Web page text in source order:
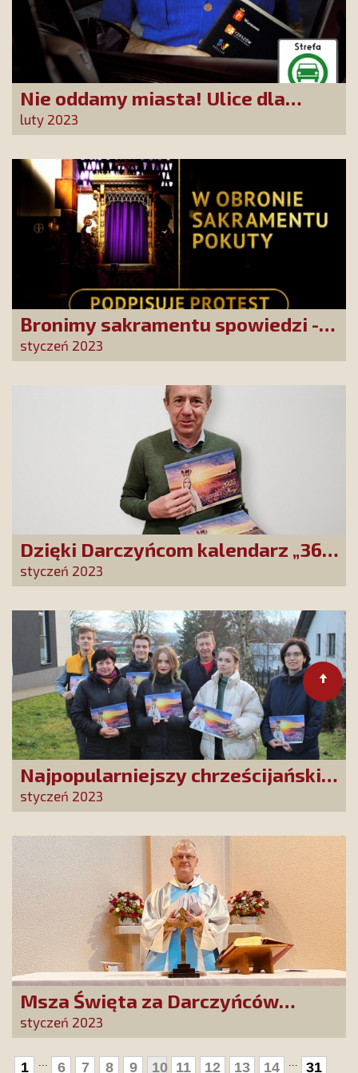
Nie oddamy miasta! Ulice dla
mieszkańców - Warszawa,
Wrocław, Rzeszów
luty 2023
Bronimy sakramentu spowiedzi -
dołącz do apelu, który kierujemy do
polityków lewicy!
styczeń 2023
Dzięki Darczyńcom kalendarz „365
dni z Maryją” trafił do rodaków z
Wileńszczyzny
styczeń 2023
Najpopularniejszy chrześcijański
kalendarz ścienny trafił do
uchodźców z Ukrainy
styczeń 2023
Msza Święta za Darczyńców
propagujących kult Matki Bożej z
Akity
styczeń 2023
1 6 7 8 9 10 11 12 13 14 31